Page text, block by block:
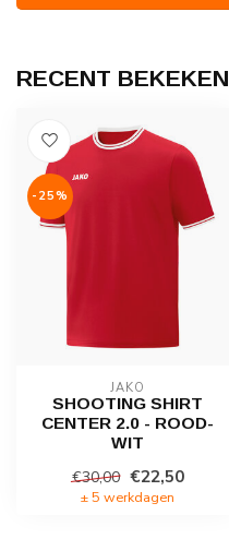
RECENT BEKEKEN
-25%
JAKO
SHOOTING SHIRT
CENTER 2.0 - ROOD-
WIT
€30,00 €22,50
± 5 werkdagen